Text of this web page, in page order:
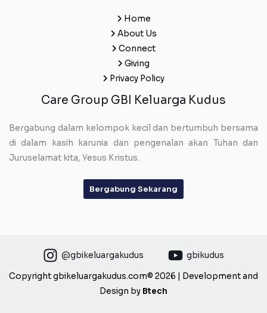
Home
About Us
Connect
Giving
Privacy Policy
Care Group GBI Keluarga Kudus
Bergabung dalam kelompok kecil dan bertumbuh bersama
di dalam kasih karunia dan pengenalan akan Tuhan dan
Juruselamat kita, Yesus Kristus.
Bergabung Sekarang
@gbikeluargakudus gbikudus
Copyright gbikeluargakudus.com© 2026 | Development and
Design by Btech